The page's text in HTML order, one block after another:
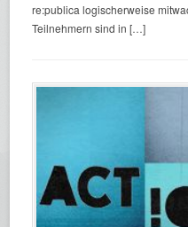
re:publica logischerweise
Teilnehmern sind in […]